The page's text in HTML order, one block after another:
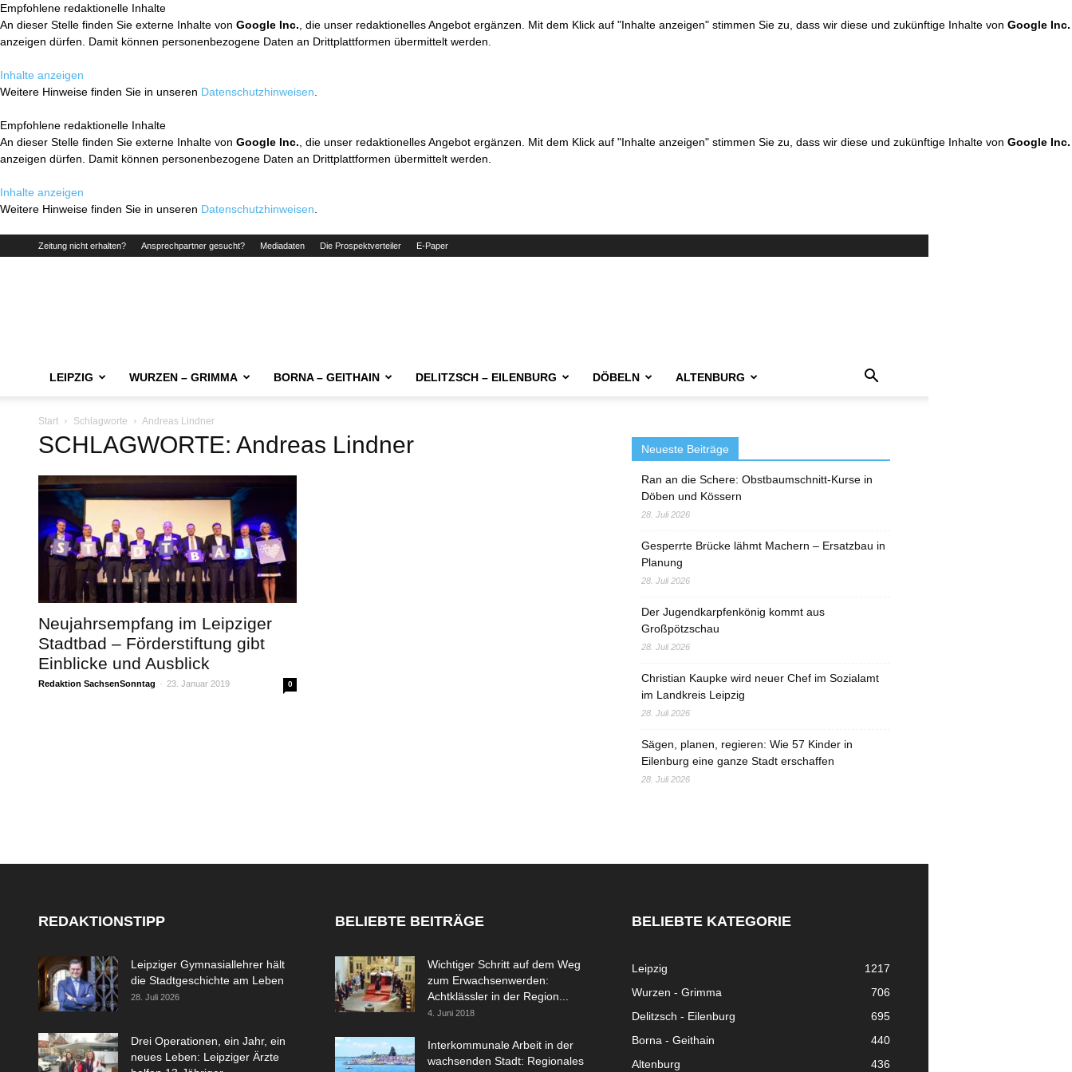
Empfohlene redaktionelle Inhalte
An dieser Stelle finden Sie externe Inhalte von Google Inc. , die unser redaktionelles Angebot ergänzen. Mit dem Klick auf "Inhalte anzeigen" stimmen Sie zu, dass wir diese und zukünftige Inhalte von Google Inc.
anzeigen dürfen. Damit können personenbezogene Daten an Drittplattformen übermittelt werden.
Inhalte anzeigen
Weitere Hinweise finden Sie in unseren Datenschutzhinweisen
Empfohlene redaktionelle Inhalte
An dieser Stelle finden Sie externe Inhalte von Google Inc. , die unser redaktionelles Angebot ergänzen. Mit dem Klick auf "Inhalte anzeigen" stimmen Sie zu, dass wir diese und zukünftige Inhalte von Google Inc.
anzeigen dürfen. Damit können personenbezogene Daten an Drittplattformen übermittelt werden.
Inhalte anzeigen
Weitere Hinweise finden Sie in unseren Datenschutzhinweisen
Zeitung nicht erhalten? Ansprechpartner gesucht? Mediadaten Die Prospektverteiler E-Paper
LEIPZIG WURZEN – GRIMMA BORNA – GEITHAIN DELITZSCH – EILENBURG DÖBELN ALTENBURG
Start Schlagworte Andreas Lindner
SCHLAGWORTE: Andreas Lindner
Neujahrsempfang im Leipziger
Stadtbad – Förderstiftung gibt
Einblicke und Ausblick
Redaktion SachsenSonntag - 23. Januar 2019 0
Neueste Beiträge
Ran an die Schere: Obstbaumschnitt-Kurse in
Döben und Kössern
28. Juli 2026
Gesperrte Brücke lähmt Machern – Ersatzbau in
Planung
28. Juli 2026
Der Jugendkarpfenkönig kommt aus
Großpötzschau
28. Juli 2026
Christian Kaupke wird neuer Chef im Sozialamt
im Landkreis Leipzig
28. Juli 2026
Sägen, planen, regieren: Wie 57 Kinder in
Eilenburg eine ganze Stadt erschaffen
28. Juli 2026
REDAKTIONSTIPP
Leipziger Gymnasiallehrer hält
die Stadtgeschichte am Leben
28. Juli 2026
Drei Operationen, ein Jahr, ein
neues Leben: Leipziger Ärzte
BELIEBTE BEITRÄGE
Wichtiger Schritt auf dem Weg
zum Erwachsenwerden:
Achtklässler in der Region...
4. Juni 2018
Interkommunale Arbeit in der
wachsenden Stadt: Regionales
BELIEBTE KATEGORIE
Leipzig
1217
Wurzen - Grimma
706
Delitzsch - Eilenburg
695
Borna - Geithain
440
Altenburg
436